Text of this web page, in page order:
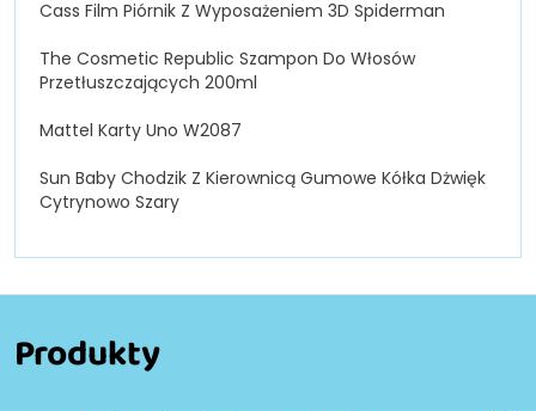
Cass Film Piórnik Z Wyposażeniem 3D Spiderman
The Cosmetic Republic Szampon Do Włosów
Przetłuszczających 200ml
Mattel Karty Uno W2087
Sun Baby Chodzik Z Kierownicą Gumowe Kółka Dżwięk
Cytrynowo Szary
Produkty